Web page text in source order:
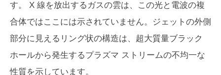
す。 X 線を放出するガスの雲は、この光と電波の複
合体ではここには示されていません。ジェットの外側
部分に見えるリング状の構造は、超大質量ブラック
ホールから発生するプラズマ ストリームの不均一な
性質を示しています。